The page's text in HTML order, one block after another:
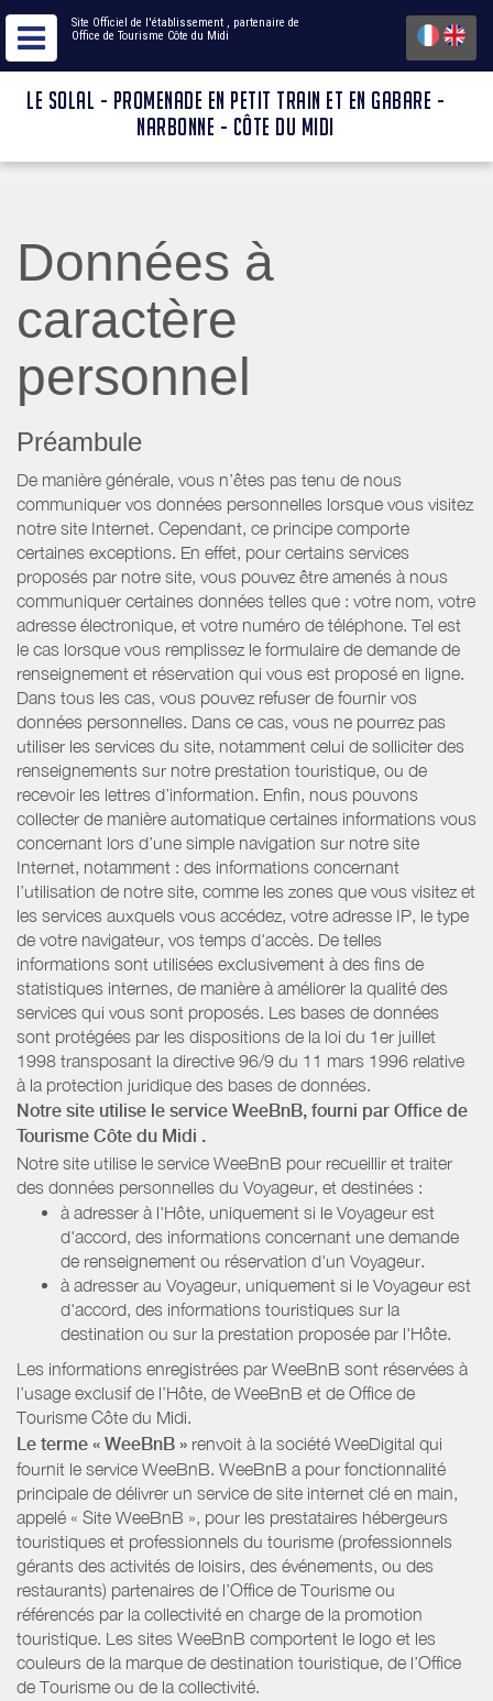
Site Officiel de l'établissement , partenaire de
Office de Tourisme Côte du Midi
LE SOLAL - PROMENADE EN PETIT TRAIN ET EN GABARE -
NARBONNE - CÔTE DU MIDI
Données à
caractère
personnel
Préambule
De manière générale, vous n’êtes pas tenu de nous
communiquer vos données personnelles lorsque vous visitez
notre site Internet. Cependant, ce principe comporte
certaines exceptions. En effet, pour certains services
proposés par notre site, vous pouvez être amenés à nous
communiquer certaines données telles que : votre nom, votre
adresse électronique, et votre numéro de téléphone. Tel est
le cas lorsque vous remplissez le formulaire de demande de
renseignement et réservation qui vous est proposé en ligne.
Dans tous les cas, vous pouvez refuser de fournir vos
données personnelles. Dans ce cas, vous ne pourrez pas
utiliser les services du site, notamment celui de solliciter des
renseignements sur notre prestation touristique, ou de
recevoir les lettres d’information. Enfin, nous pouvons
collecter de manière automatique certaines informations vous
concernant lors d’une simple navigation sur notre site
Internet, notamment : des informations concernant
l’utilisation de notre site, comme les zones que vous visitez et
les services auxquels vous accédez, votre adresse IP, le type
de votre navigateur, vos temps d'accès. De telles
informations sont utilisées exclusivement à des fins de
statistiques internes, de manière à améliorer la qualité des
services qui vous sont proposés. Les bases de données
sont protégées par les dispositions de la loi du 1er juillet
1998 transposant la directive 96/9 du 11 mars 1996 relative
à la protection juridique des bases de données.
Notre site utilise le service WeeBnB, fourni par Office de
Tourisme Côte du Midi .
Notre site utilise le service WeeBnB pour recueillir et traiter
des données personnelles du Voyageur, et destinées :
à adresser à l'Hôte, uniquement si le Voyageur est
d'accord, des informations concernant une demande
de renseignement ou réservation d'un Voyageur.
à adresser au Voyageur, uniquement si le Voyageur est
d'accord, des informations touristiques sur la
destination ou sur la prestation proposée par l'Hôte.
Les informations enregistrées par WeeBnB sont réservées à
l’usage exclusif de l’Hôte, de WeeBnB et de Office de
Tourisme Côte du Midi.
Le terme « WeeBnB » renvoit à la société WeeDigital qui
fournit le service WeeBnB. WeeBnB a pour fonctionnalité
principale de délivrer un service de site internet clé en main,
appelé « Site WeeBnB », pour les prestataires hébergeurs
touristiques et professionnels du tourisme (professionnels
gérants des activités de loisirs, des événements, ou des
restaurants) partenaires de l’Office de Tourisme ou
référencés par la collectivité en charge de la promotion
touristique. Les sites WeeBnB comportent le logo et les
couleurs de la marque de destination touristique, de l’Office
de Tourisme ou de la collectivité.